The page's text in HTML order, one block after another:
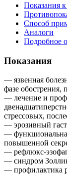
Показания
Способ
Аналоги
Подробное
Показания
— язвенная
фазе обострения,
— лечение и
стрессовых,
— эрозивный
—
повышенной
— рефлюкс-
— синдром
— профилактика